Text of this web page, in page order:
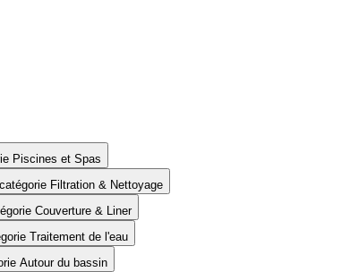
Piscines et Spas
Filtration & Nettoyage
Couverture & Liner
Traitement de l'eau
Autour du bassin